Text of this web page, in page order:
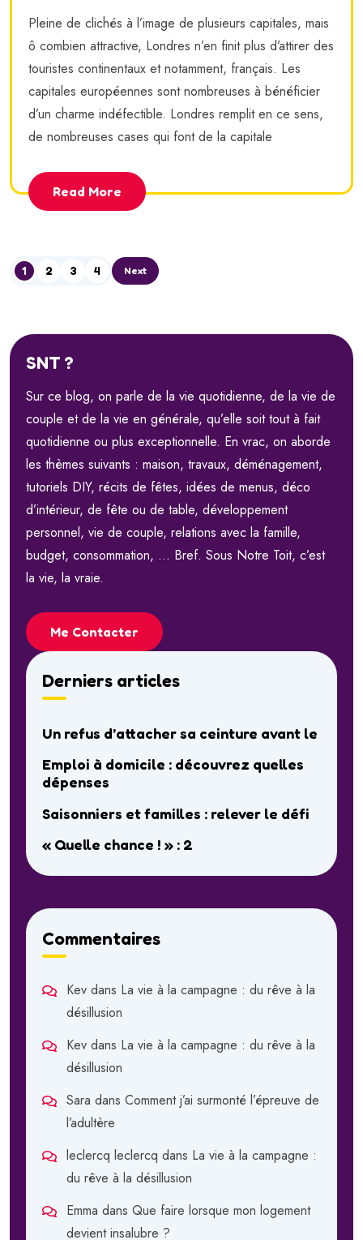
Pleine de clichés à l’image de plusieurs capitales, mais
ô combien attractive, Londres n’en finit plus d’attirer des
touristes continentaux et notamment, français. Les
capitales européennes sont nombreuses à bénéficier
d’un charme indéfectible. Londres remplit en ce sens,
de nombreuses cases qui font de la capitale
Read More
1 2 3 4 Next
SNT ?
Sur ce blog, on parle de la vie quotidienne, de la vie de
couple et de la vie en générale, qu’elle soit tout à fait
quotidienne ou plus exceptionnelle. En vrac, on aborde
les thèmes suivants : maison, travaux, déménagement,
tutoriels DIY, récits de fêtes, idées de menus, déco
d’intérieur, de fête ou de table, développement
personnel, vie de couple, relations avec la famille,
budget, consommation, … Bref. Sous Notre Toit, c’est
la vie, la vraie.
Me Contacter
Derniers articles
Un refus d’attacher sa ceinture avant le
Emploi à domicile : découvrez quelles
dépenses
Saisonniers et familles : relever le défi
« Quelle chance ! » : 2
Commentaires
Kev dans La vie à la campagne : du rêve à la
désillusion
Kev dans La vie à la campagne : du rêve à la
désillusion
Sara dans Comment j’ai surmonté l’épreuve de
l’adultère
leclercq leclercq dans La vie à la campagne :
du rêve à la désillusion
Emma dans Que faire lorsque mon logement
devient insalubre ?